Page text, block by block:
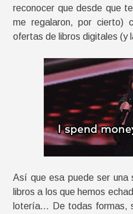
reconocer que desde que
me regalaron, por cierto)
ofertas de libros digitales (y
Así que esa puede ser una
libros a los que hemos
lotería… De todas formas,